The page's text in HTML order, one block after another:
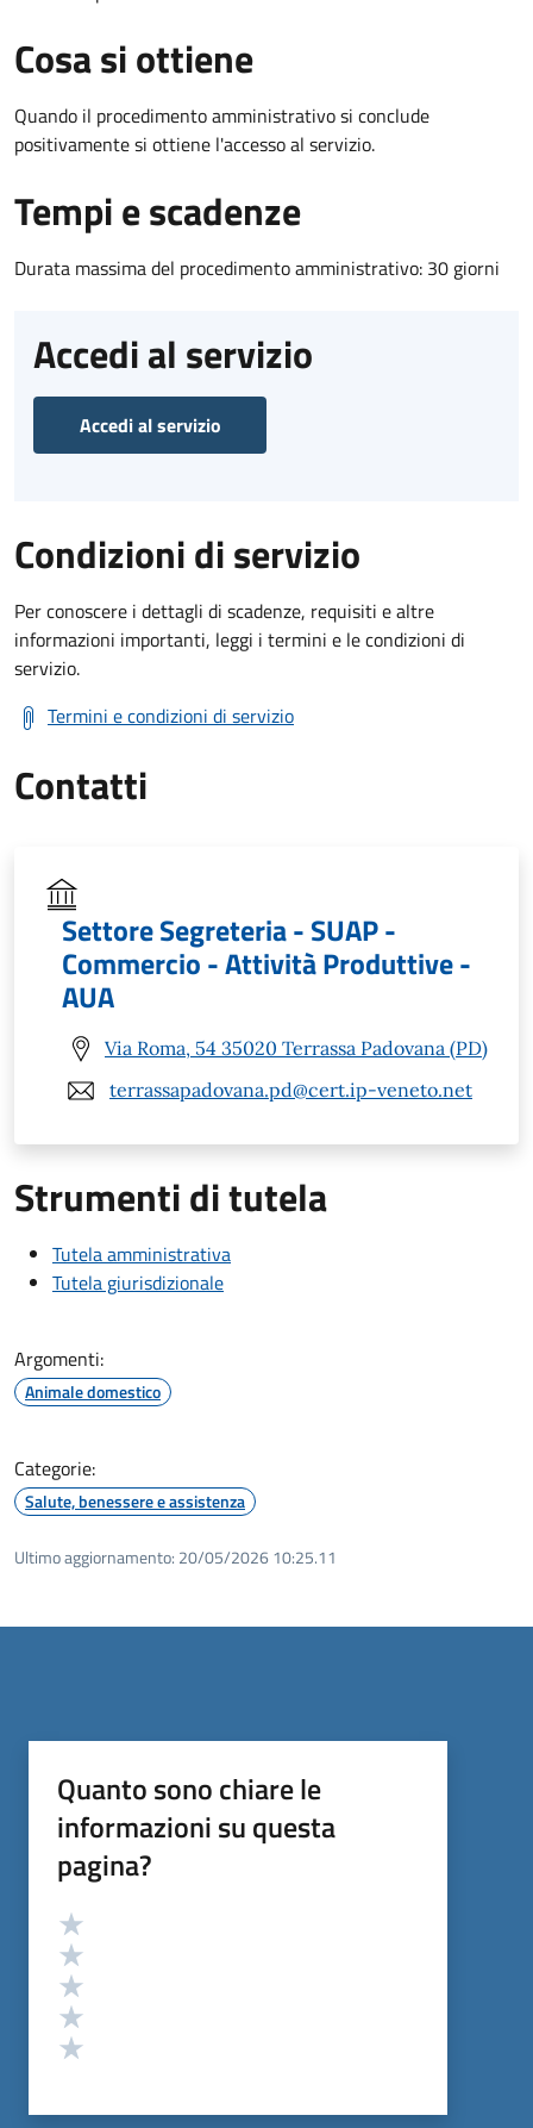
Cosa si ottiene
Quando il procedimento amministrativo si conclude
positivamente si ottiene l'accesso al servizio.
Tempi e scadenze
Durata massima del procedimento amministrativo: 30 giorni
Accedi al servizio
Accedi al servizio
Condizioni di servizio
Per conoscere i dettagli di scadenze, requisiti e altre
informazioni importanti, leggi i termini e le condizioni di
servizio.
Termini e condizioni di servizio
Contatti
Settore Segreteria - SUAP -
Commercio - Attività Produttive -
AUA
Via Roma, 54 35020 Terrassa Padovana (PD)
terrassapadovana.pd@cert.ip-veneto.net
Strumenti di tutela
Tutela amministrativa
Tutela giurisdizionale
Argomenti:
Animale domestico
Categorie:
Salute, benessere e assistenza
Ultimo aggiornamento: 20/05/2026 10:25.11
Quanto sono chiare le
informazioni su questa
pagina?
Valutazione